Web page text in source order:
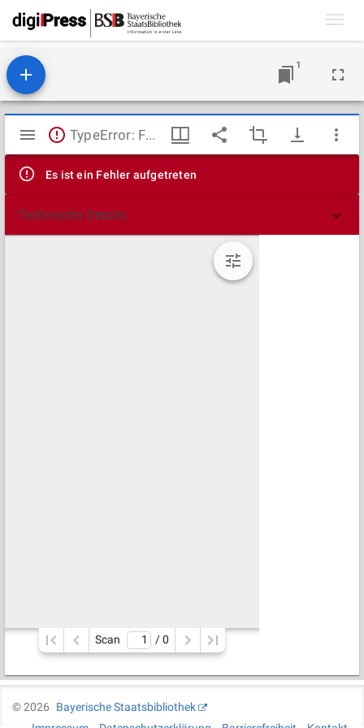
1
Mirador
Viewer
TypeError: Failed to fetch
Es ist ein Fehler aufgetreten
Technische Details
Scan / 0
©2026
Bayerische Staatsbibliothek